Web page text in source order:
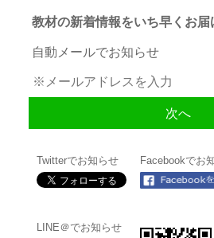
教材の新着情報をいち早くお届
自動メールでお知らせ
Twitterでお知らせ Facebookでお
LINE＠でお知らせ